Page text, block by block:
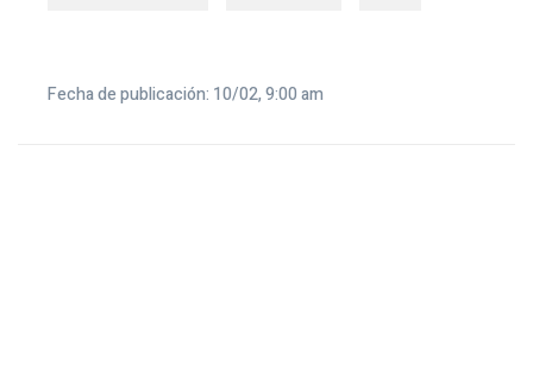
Fecha de publicación: 10/02, 9:00 am